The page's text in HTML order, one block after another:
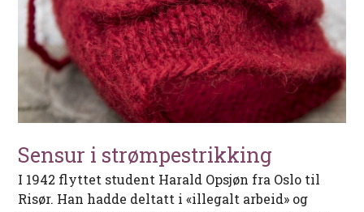
Sensur i strømpestrikking
I 1942 flyttet student Harald Opsjøn fra Oslo til
Risør. Han hadde deltatt i «illegalt arbeid» og